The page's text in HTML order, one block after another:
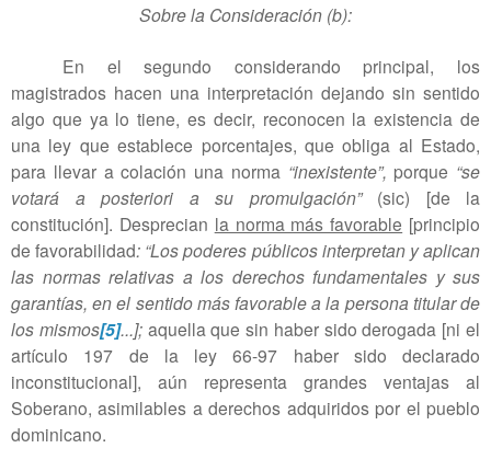
Sobre la Consideración (b):
En el segundo considerando principal, los
magistrados hacen una interpretación dejando sin sentido
algo que ya lo tiene, es decir, reconocen la existencia de
una ley que establece porcentajes, que obliga al Estado,
para llevar a colación una norma “inexistente”, porque “se
votará a posteriori a su promulgación”(sic) [de la
constitución]. Desprecian la norma más favorable [principio
de favorabilidad: “Los poderes públicos interpretan y aplican
las normas relativas a los derechos fundamentales y sus
garantías, en el sentido más favorable a la persona titular de
los mismos[5]...]; aquella que sin haber sido derogada [ni el
artículo 197 de la ley 66-97 haber sido declarado
inconstitucional], aún representa grandes ventajas al
Soberano, asimilables a derechos adquiridos por el pueblo
dominicano.